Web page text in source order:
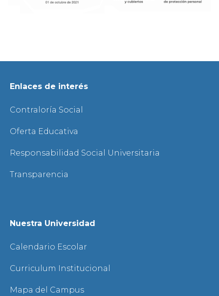
Enlaces de interés
Contraloría Social
Oferta Educativa
Responsabilidad Social Universitaria
Transparencia
Nuestra Universidad
Calendario Escolar
Curriculum Institucional
Mapa del Campus